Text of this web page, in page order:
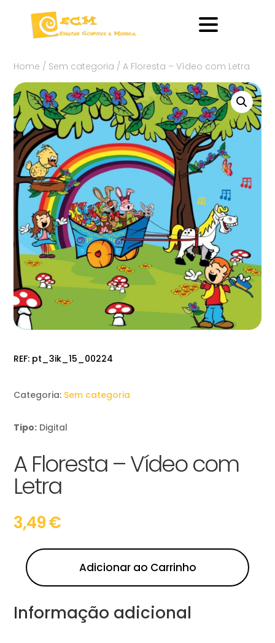
Home / Sem categoria / A Floresta – Vídeo com Letra
REF: pt_3ik_15_00224
Categoria: Sem categoria
Tipo: Digital
A Floresta – Vídeo com
Letra
3,49€
Adicionar ao Carrinho
Informação adicional